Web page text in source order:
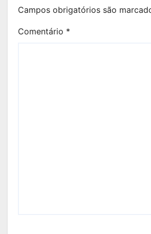
Campos obrigatórios são
Comentário *